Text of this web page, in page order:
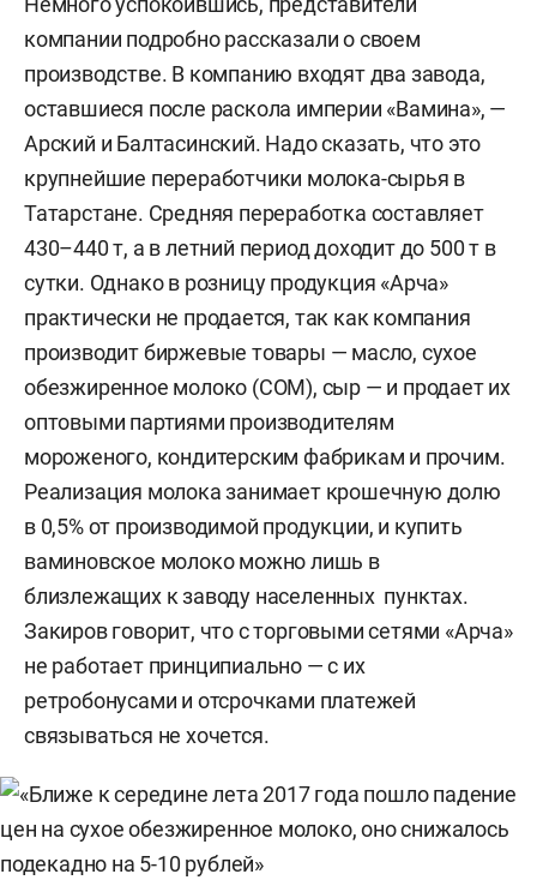
компании подробно рассказали о своем
производстве. В компанию входят два завода,
оставшиеся после раскола империи «Вамина», —
Арский и Балтасинский. Надо сказать, что это
крупнейшие переработчики молока-сырья в
Татарстане. Средняя переработка составляет
430–440 т, а в летний период доходит до 500 т в
сутки. Однако в розницу продукция «Арча»
практически не продается, так как компания
производит биржевые товары — масло, сухое
обезжиренное молоко (СОМ), сыр — и продает их
оптовыми партиями производителям
мороженого, кондитерским фабрикам и прочим.
Реализация молока занимает крошечную долю
в 0,5% от производимой продукции, и купить
ваминовское молоко можно лишь в
близлежащих к заводу населенных пунктах.
Закиров говорит, что с торговыми сетями «Арча»
не работает принципиально — с их
ретробонусами и отсрочками платежей
связываться не хочется.